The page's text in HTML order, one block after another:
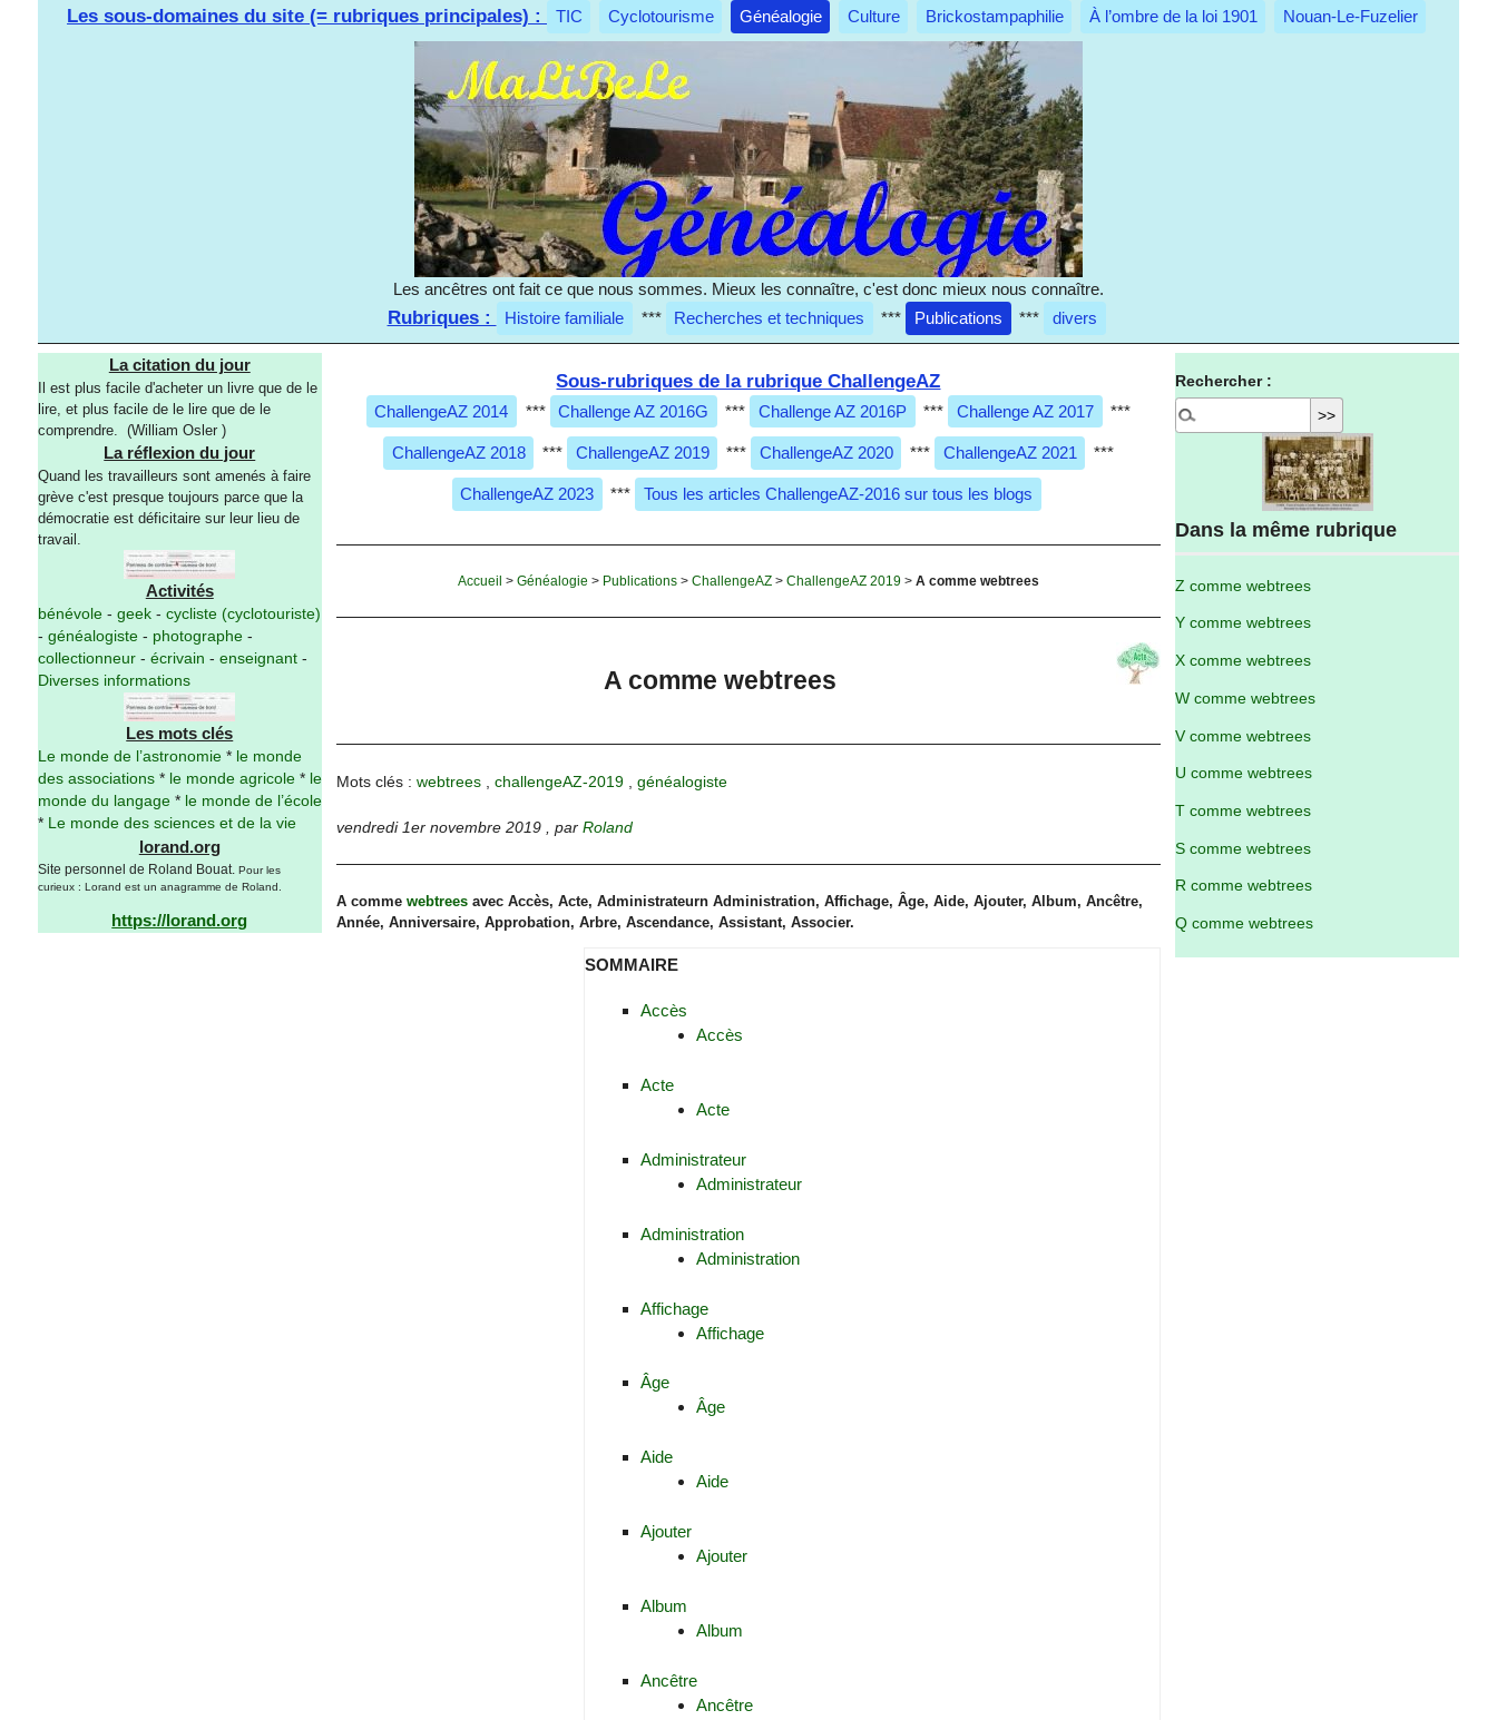
Les sous-domaines du site (= rubriques principales) : TIC Cyclotourisme Généalogie Culture Brickostampaphilie À l’ombre de la loi 1901 Nouan-Le-Fuzelier
Les ancêtres ont fait ce que nous sommes. Mieux les connaître, c'est donc mieux nous connaître.
Rubriques : Histoire familiale *** Recherches et techniques *** Publications *** divers
La citation du jour
Il est plus facile d'acheter un livre que de le
lire, et plus facile de le lire que de le
comprendre. (William Osler )
La réflexion du jour
Quand les travailleurs sont amenés à faire
grève c'est presque toujours parce que la
démocratie est déficitaire sur leur lieu de
travail.
Activités
bénévole- geek- cycliste (cyclotouriste)
- généalogiste- photographe-
collectionneur- écrivain - enseignant-
Diverses informations
Les mots clés
Le monde de l’astronomie* le monde
des associations* le monde agricole* le
monde du langage* le monde de l’école
*
Le monde des sciences et de la vie
lorand.org
Site personnel de Roland Bouat. Pour les
curieux : Lorand est un anagramme de Roland.
https://lorand.org
Sous-rubriques de la rubrique ChallengeAZ
ChallengeAZ 2014 *** Challenge AZ 2016G *** Challenge AZ 2016P *** Challenge AZ 2017 ***
ChallengeAZ 2018 *** ChallengeAZ 2019 *** ChallengeAZ 2020 *** ChallengeAZ 2021 ***
ChallengeAZ 2023 *** Tous les articles ChallengeAZ-2016 sur tous les blogs
Accueil > Généalogie > Publications> ChallengeAZ> ChallengeAZ 2019 > A comme webtrees
A comme webtrees
Mots clés : webtrees, challengeAZ-2019, généalogiste
vendredi 1er novembre 2019 par Roland
A comme webtreesavec Accès, Acte, Administrateurn Administration, Affichage, Âge, Aide, Ajouter, Album, Ancêtre,
Année, Anniversaire, Approbation, Arbre, Ascendance, Assistant, Associer.
SOMMAIRE
Accès
Accès
Acte
Acte
Administrateur
Administrateur
Administration
Administration
Affichage
Affichage
Âge
Âge
Aide
Aide
Ajouter
Ajouter
Album
Album
Ancêtre
Ancêtre
Rechercher :
Dans la même rubrique
Z comme webtrees
Y comme webtrees
X comme webtrees
W comme webtrees
V comme webtrees
U comme webtrees
T comme webtrees
S comme webtrees
R comme webtrees
Q comme webtrees